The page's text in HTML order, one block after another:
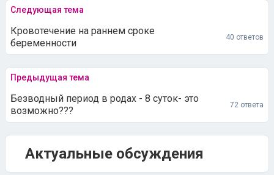
Следующая тема
Кровотечение на раннем сроке
беременности
40 ответов
Предыдущая тема
Безводный период в родах - 8 суток- это
возможно???
72 ответа
Актуальные обсуждения